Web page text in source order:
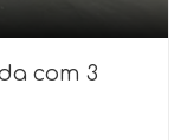
com 3